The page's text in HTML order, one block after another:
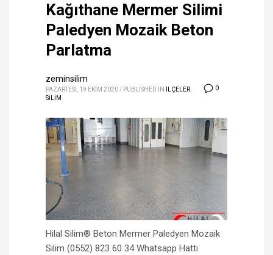
Kağıthane Mermer Silimi
Paledyen Mozaik Beton
Parlatma
0
zeminsilim
PAZARTESI, 19 EKIM 2020 / PUBLISHED IN İLÇELER
SİLİM
Hilal Silim® Beton Mermer Paledyen Mozaik
Silim (0552) 823 60 34 Whatsapp Hattı